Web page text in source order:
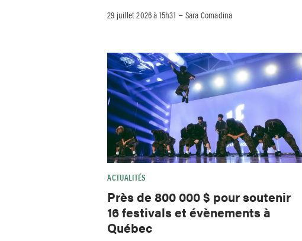
29 juillet 2026 à 15h31 –Sara Comadina
ACTUALITÉS
Près de 800 000 $ pour soutenir
16 festivals et évènements à
Québec